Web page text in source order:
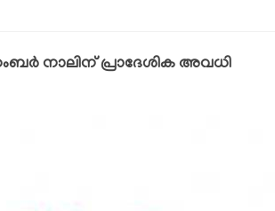
നാലിന് പ്രാദേശിക അവധി